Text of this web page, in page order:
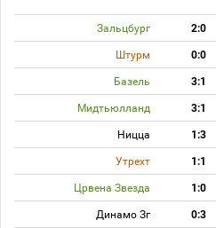
Зальцбург 2:0
Штурм 0:0
Базель 3:1
Мидтьюлланд 3:1
Ницца 1:3
Утрехт 1:1
Црвена Звезда 1:0
Динамо Зг 0:3